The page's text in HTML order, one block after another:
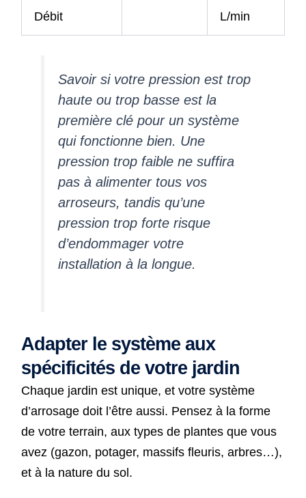
Débit L/min
Savoir si votre pression est trop
haute ou trop basse est la
première clé pour un système
qui fonctionne bien. Une
pression trop faible ne suffira
pas à alimenter tous vos
arroseurs, tandis qu’une
pression trop forte risque
d’endommager votre
installation à la longue.
Adapter le système aux
spécificités de votre jardin
Chaque jardin est unique, et votre système
d’arrosage doit l’être aussi. Pensez à la forme
de votre terrain, aux types de plantes que vous
avez (gazon, potager, massifs fleuris, arbres…),
et à la nature du sol.